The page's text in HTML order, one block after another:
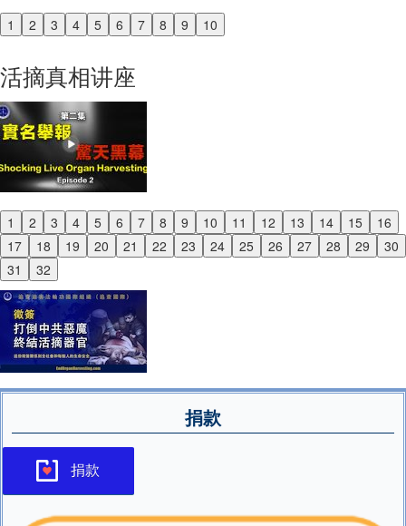
1 2 3 4 5 6 7 8 9 10
Previous
活摘真相讲座
1 2 3 4 5 6 7 8 9 10 11 12 13 14 15
16
17
18 19 20 21 22 23 24 25 26 27 28 29
30
31
32
Previous
Next
捐款
捐款